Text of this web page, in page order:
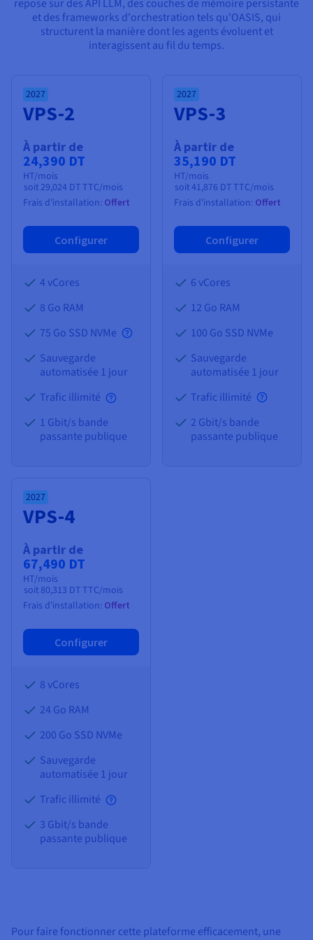
Tarifs
Disponibilités par régions
Roadmap & Changelog
Roadmap & Changelog
repose sur des API LLM, des couches de mémoire persistante
et des frameworks d'orchestration tels qu'OASIS, qui
structurent la manière dont les agents évoluent et
interagissent au fil du temps.
2027
VPS-2
À partir de
24,390 DT
HT/mois
soit 29,024 DTTTC/mois
Frais d'installation: Offert
Configurer
4 vCores
8 Go RAM
75 Go SSD NVMe
Sauvegarde
automatisée 1 jour
Trafic illimité
1 Gbit/s bande
passante publique
2027
VPS-3
À partir de
35,190 DT
HT/mois
soit41,876 DTTTC/mois
Frais d'installation: Offert
Configurer
6 vCores
12 Go RAM
100 Go SSD NVMe
Sauvegarde
automatisée 1 jour
Trafic illimité
2 Gbit/s bande
passante publique
2027
VPS-4
À partir de
67,490 DT
HT/mois
soit 80,313 DTTTC/mois
Frais d'installation: Offert
Configurer
8 vCores
24 Go RAM
200 Go SSD NVMe
Sauvegarde
automatisée 1 jour
Trafic illimité
3 Gbit/s bande
passante publique
Pour faire fonctionner cette plateforme efficacement, une